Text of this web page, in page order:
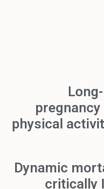
physical
Dynamic
critically